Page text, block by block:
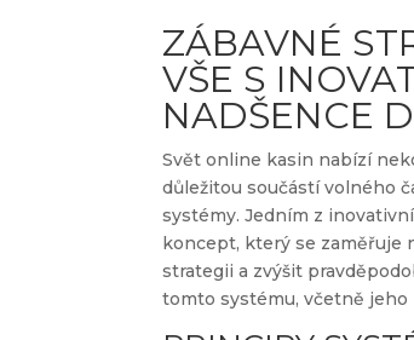
ZÁBAVNÉ
VŠE S
NADŠENCE
Svět online kasin nabízí
důležitou součástí volného
systémy. Jedním z
koncept, který se zaměřuje
strategii a zvýšit
tomto systému, včetně